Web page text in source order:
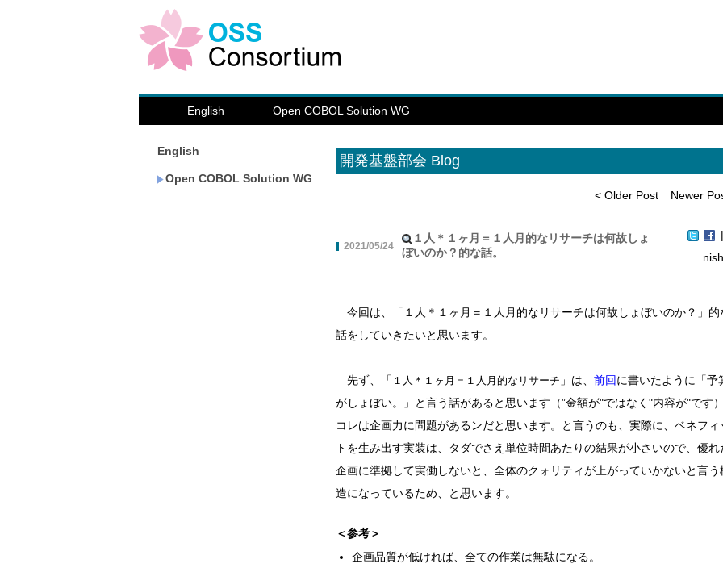
English Open COBOL Solution WG
English
Open COBOL Solution WG
開発基盤部会 Blog
< Older Post Newer
2021/05/24
１人＊１ヶ月＝１人月的なリサーチは何故しょ
ぼいのか？的な話。
今回は、「１人＊１ヶ月＝１人月的なリサーチは何故しょぼいのか？」的
話をしていきたいと思います。
先ず、「 １人＊１ヶ月＝１人月的なリサーチ 」は、 前回に書いたように「予
がしょぼい。」と言う話があると思います（”金額が"ではなく"内容が"です）
コレは企画力に問題があるンだと思います。と言うのも、実際に、ベネフィ
トを生み出す実装は、タダでさえ単位時間あたりの結果が小さいので、優れ
企画に準拠して実働しないと、全体のクォリティが上がっていかないと言う
造になっているため、と思います。
＜参考＞
企画品質が低ければ、全ての作業は無駄になる。